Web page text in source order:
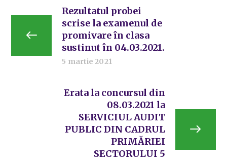
Rezultatul probei
scrise la examenul de
promivare în clasa
sustinut în 04.03.2021.
5 martie 2021
Erata la concursul din
08.03.2021 la
SERVICIUL AUDIT
PUBLIC DIN CADRUL
PRIMĂRIEI
SECTORULUI 5